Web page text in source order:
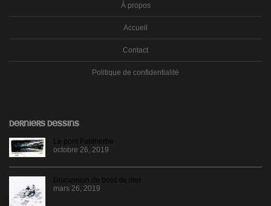
À propos
Accueil
Contact
Politique de confidentialité
DERNIERS DESSINS
Le pont Faidherbe
octobre 26, 2019
Discussion de bord de mer
mars 26, 2019